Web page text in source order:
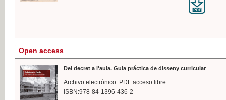
Open access
Del decret a l'aula. Guia práctica de disseny curricular
Archivo electrónico. PDF acceso libre
ISBN:978-84-1396-436-2